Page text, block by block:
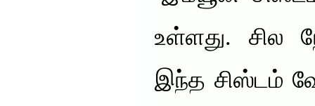
உள்ளது. சில
இந்த சிஸ்டம்